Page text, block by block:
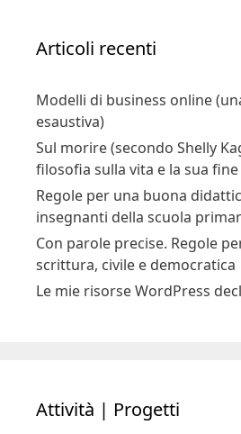
Articoli recenti
Modelli di business online
esaustiva)
Sul morire (secondo Shelly
filosofia sulla vita e la sua fine
Regole per una buona
insegnanti della scuola
Con parole precise. Regole
scrittura, civile e democratica
Le mie risorse WordPress
Attività | Progetti